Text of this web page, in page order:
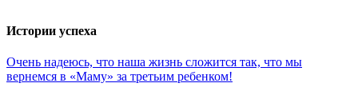
Истории успеха
Очень надеюсь, что наша жизнь сложится так, что мы
вернемся в «Маму» за третьим ребенком!